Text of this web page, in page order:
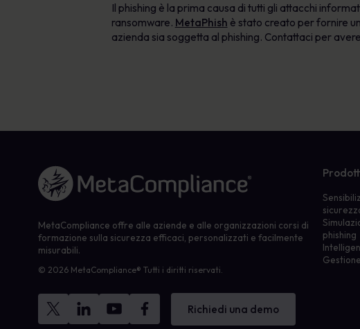
Il phishing è la prima causa di tutti gli attacchi
ransomware. MetaPhish è stato creato per fornire
azienda sia soggetta al phishing. Contattaci per
Link alla homepage
MetaCompliance offre alle aziende e alle organizzazioni corsi di
formazione sulla sicurezza efficaci, personalizzati e facilmente
misurabili.
© 2026 MetaCompliance® Tutti i diritti riservati.
Richiedi una demo
phishing